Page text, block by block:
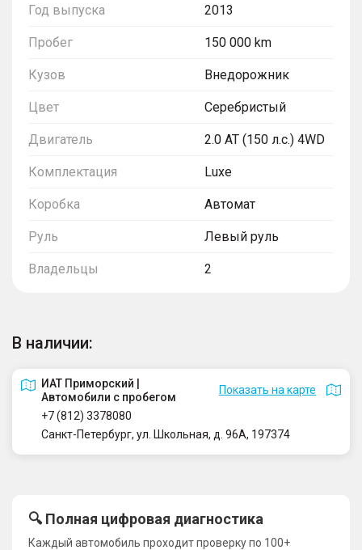
Год выпуска 2013
Пробег 150 000 km
Кузов Внедорожник
Цвет Серебристый
Двигатель 2.0 AT (150 л.с.) 4WD
Комплектация Luxe
Коробка Автомат
Руль Левый руль
Владельцы 2
В наличии:
ИАТ Приморский |
Автомобили с пробегом
Показать на карте
+7 (812) 3378080
Санкт-Петербург, ул. Школьная, д. 96А, 197374
🔍 Полная цифровая диагностика
Каждый автомобиль проходит проверку по 100+